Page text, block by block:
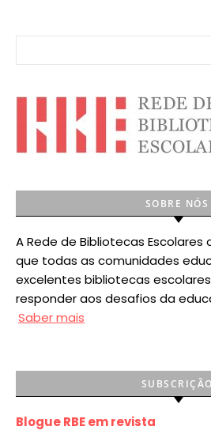
SOBRE NÓS
A Rede de Bibliotecas
que todas as comunidades
excelentes bibliotecas
responder aos desafios da
Saber mais
SUBSCRIÇÃO
Blogue RBE em revista